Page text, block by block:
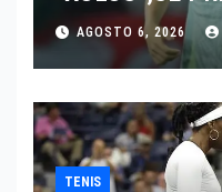
JUGAR EN SU
AGOSTO 6, 2026
TENIS